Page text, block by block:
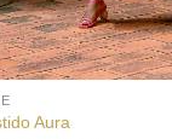
+
Aura